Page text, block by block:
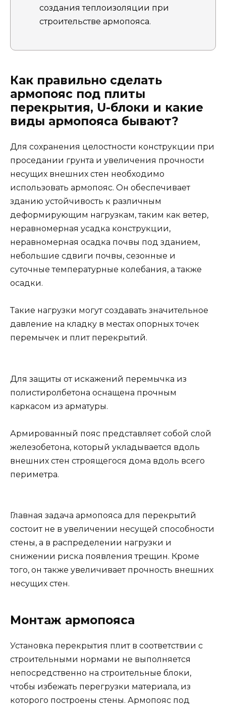
создания теплоизоляции при
строительстве армопояса.
Как правильно сделать
армопояс под плиты
перекрытия, U-блоки и какие
виды армопояса бывают?
Для сохранения целостности конструкции при
проседании грунта и увеличения прочности
несущих внешних стен необходимо
использовать армопояс. Он обеспечивает
зданию устойчивость к различным
деформирующим нагрузкам, таким как ветер,
неравномерная усадка конструкции,
неравномерная осадка почвы под зданием,
небольшие сдвиги почвы, сезонные и
суточные температурные колебания, а также
осадки.
Такие нагрузки могут создавать значительное
давление на кладку в местах опорных точек
перемычек и плит перекрытий.
Для защиты от искажений перемычка из
полистиролбетона оснащена прочным
каркасом из арматуры.
Армированный пояс представляет собой слой
железобетона, который укладывается вдоль
внешних стен строящегося дома вдоль всего
периметра.
Главная задача армопояса для перекрытий
состоит не в увеличении несущей способности
стены, а в распределении нагрузки и
снижении риска появления трещин. Кроме
того, он также увеличивает прочность внешних
несущих стен.
Монтаж армопояса
Установка перекрытия плит в соответствии с
строительными нормами не выполняется
непосредственно на строительные блоки,
чтобы избежать перегрузки материала, из
которого построены стены. Армопояс под